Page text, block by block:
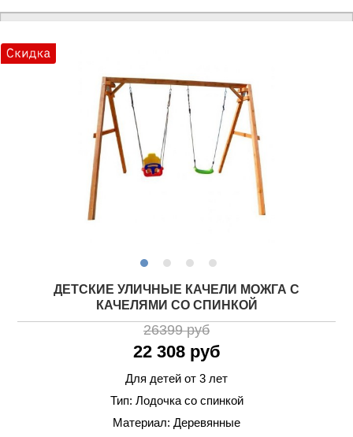
ДЕТСКИЕ УЛИЧНЫЕ КАЧЕЛИ МОЖГА С
КАЧЕЛЯМИ СО СПИНКОЙ
26399 руб
22 308 руб
Для детей от 3 лет
Тип: Лодочка со спинкой
Материал: Деревянные